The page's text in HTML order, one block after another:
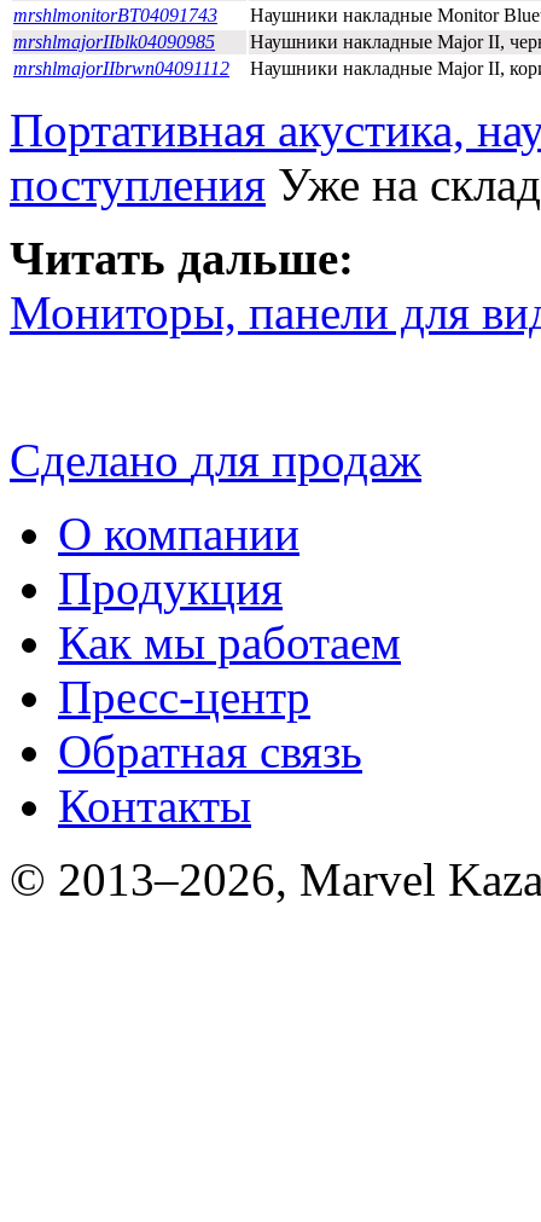
mrshlmonitorBT04091743
Наушники накладные Monitor
mrshlmajorIIblk04090985
Наушники накладные Major II,
mrshlmajorIIbrwn04091112
Наушники накладные Major II,
Портативная акустика,
поступления Уже на
Читать дальше:
Мониторы, панели для
Сделано для продаж
О компании
Продукция
Как мы работаем
Пресс-центр
Обратная связь
Контакты
© 2013–2026, Marvel